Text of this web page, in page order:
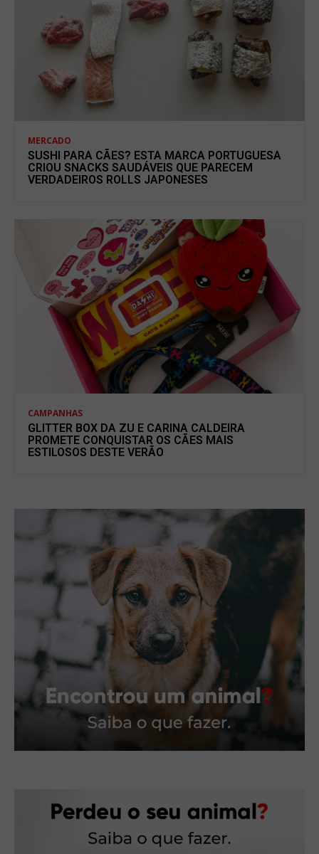
MERCADO
SUSHI PARA CÃES? ESTA MARCA PORTUGUESA
CRIOU SNACKS SAUDÁVEIS QUE PARECEM
VERDADEIROS ROLLS JAPONESES
CAMPANHAS
GLITTER BOX DA ZU E CARINA CALDEIRA
PROMETE CONQUISTAR OS CÃES MAIS
ESTILOSOS DESTE VERÃO